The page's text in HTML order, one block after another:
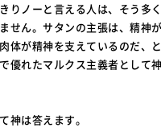
りノーと言える人は、そう多
せん。サタンの主張は、精神
体が精神を支えているのだ、
優れたマルクス主義者として
神は答えます。